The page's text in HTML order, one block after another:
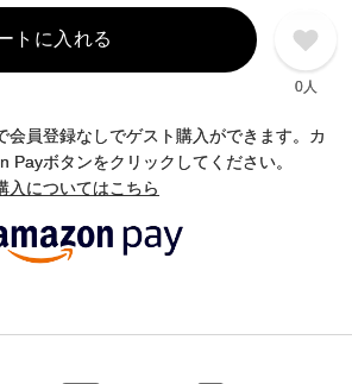
トに入れる
0人
会員登録なしでゲスト購入ができます。カ
Payボタンをクリックしてください。
についてはこちら